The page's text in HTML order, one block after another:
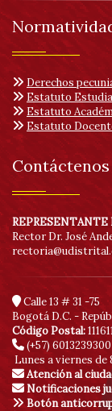
Derechos
Estatuto
Estatuto
Estatuto
Contáctenos
REPRESENTANTE
Rector Dr. José
Calle 13 # 31 -75
Bogotá D.C. -
Código Postal:
(+57) 6013239300
Lunes a viernes de
Atención al
Notificaciones
Botón